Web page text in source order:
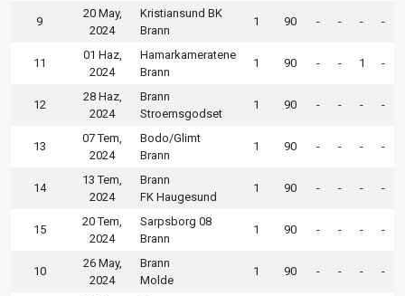
9
20 May,
2024
Kristiansund BK
Brann
1 90 - - - -
11
01 Haz,
2024
Hamarkameratene
Brann
1 90 - - 1 -
12
28 Haz,
2024
Brann
Stroemsgodset
1 90 - - - -
13
07 Tem,
2024
Bodo/Glimt
Brann
1 90 - - - -
14
13 Tem,
2024
Brann
FK Haugesund
1 90 - - - -
15
20 Tem,
2024
Sarpsborg 08
Brann
1 90 - - - -
10
26 May,
2024
Brann
Molde
1 90 - - - -